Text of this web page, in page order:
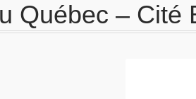
Québec – Cité